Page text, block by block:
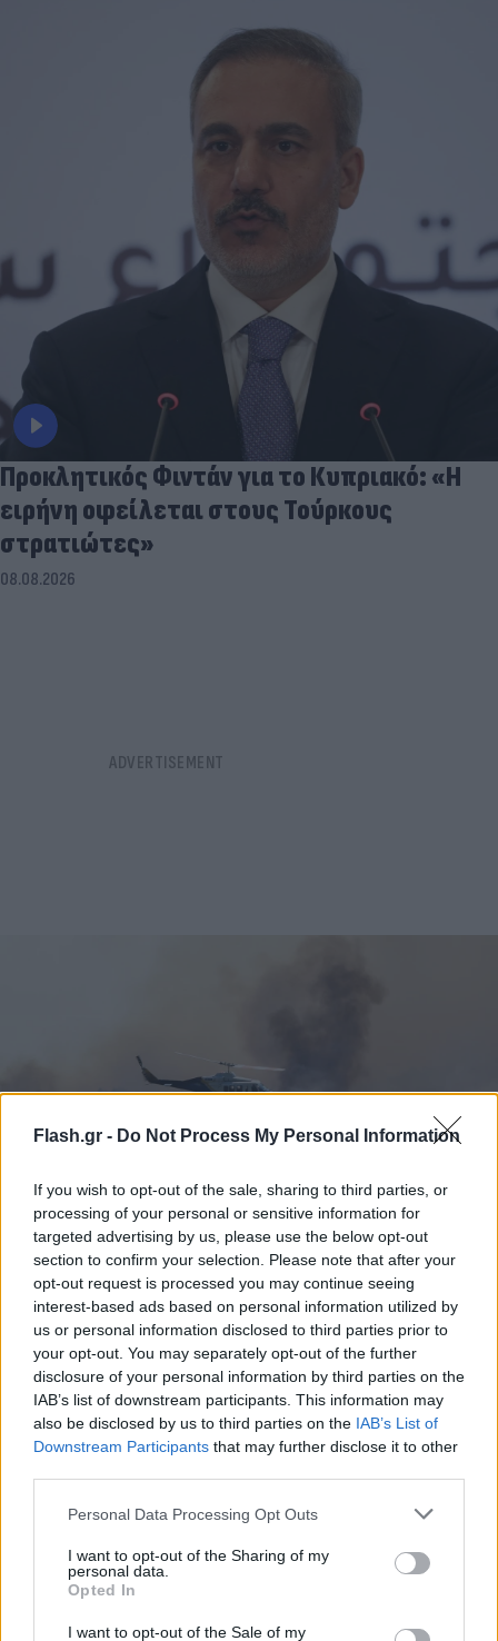
Flash.gr - Do Not Process My Personal Information
If you wish to opt-out of the sale, sharing to third parties, or
processing of your personal or sensitive information for
targeted advertising by us, please use the below opt-out
section to confirm your selection. Please note that after your
opt-out request is processed you may continue seeing
interest-based ads based on personal information utilized by
us or personal information disclosed to third parties prior to
your opt-out. You may separately opt-out of the further
disclosure of your personal information by third parties on the
IAB’s list of downstream participants. This information may
also be disclosed by us to third parties on the IAB’s List of
Downstream Participants that may further disclose it to other
Please note that this website/app uses one or more Google
not limited to your visit or usage behaviour. You may click to
grant or deny consent to Google and its third-party tags to
use your data for below specified purposes in below Google
consent section.
Personal Data Processing Opt Outs
I want to opt-out of the Sharing of my
personal data.
Opted In
I want to opt-out of the Sale of my
Προκλητικός Φιντάν για το Κυπριακό: «Η
ειρήνη οφείλεται στους Τούρκους
στρατιώτες»
08.08.2026
«Hot-dry-windy»: Το καιρικό κοκτέιλ που
προκαλεί συναγερμό για φωτιές το επόμενο
48ωρο